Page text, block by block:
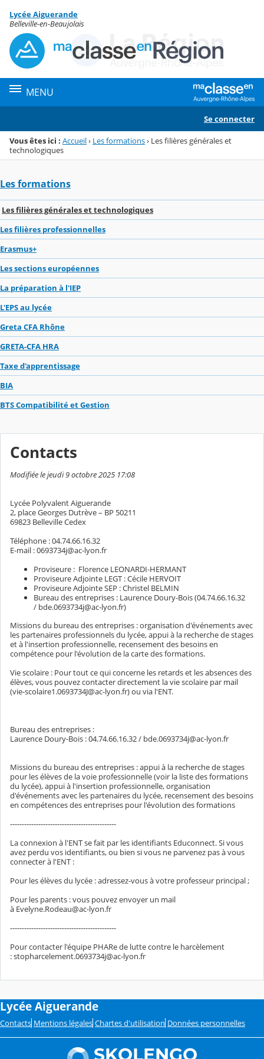
Menu de la rubrique
Contenu
Lycée Aiguerande
Belleville-en-Beaujolais
MENU
Se connecter
Vous êtes ici : Accueil› Les formations› Les filières générales et
technologiques
Les formations
Les filières générales et technologiques
Les filières professionnelles
Erasmus+
Les sections européennes
La préparation à l'IEP
L'EPS au lycée
Greta CFA Rhône
GRETA-CFA HRA
Taxe d'apprentissage
BIA
BTS Compatibilité et Gestion
Contacts
Modifiée le jeudi 9 octobre 2025 17:08
Lycée Polyvalent Aiguerande
2, place Georges Dutrève – BP 50211
69823 Belleville Cedex
Téléphone : 04.74.66.16.32
E-mail : 0693734j@ac-lyon.fr
Proviseure : Florence LEONARDI-HERMANT
Proviseure Adjointe LEGT : Cécile HERVOIT
Proviseure Adjointe SEP : Christel BELMIN
Bureau des entreprises : Laurence Doury-Bois (04.74.66.16.32
/ bde.0693734j@ac-lyon.fr)
Missions du bureau des entreprises : organisation d'événements avec
les partenaires professionnels du lycée, appui à la recherche de stages
et à l'insertion professionnelle, recensement des besoins en
compétence pour l'évolution de la carte des formations.
Vie scolaire : Pour tout ce qui concerne les retards et les absences des
élèves, vous pouvez contacter directement la vie scolaire par mail
(vie-scolaire1.0693734J@ac-lyon.fr) ou via l'ENT.
Bureau des entreprises :
Laurence Doury-Bois : 04.74.66.16.32 / bde.0693734j@ac-lyon.fr
Missions du bureau des entreprises : appui à la recherche de stages
pour les élèves de la voie professionnelle (voir la liste des formations
du lycée), appui à l'insertion professionnelle, organisation
d'événements avec les partenaires du lycée, recensement des besoins
en compétences des entreprises pour l'évolution des formations
---------------------------------------------
La connexion à l'ENT se fait par les identifiants Educonnect. Si vous
avez perdu vos identifiants, ou bien si vous ne parvenez pas à vous
connecter à l'ENT :
Pour les élèves du lycée : adressez-vous à votre professeur principal ;
Pour les parents : vous pouvez envoyer un mail
à Evelyne.Rodeau@ac-lyon.fr
---------------------------------------------
Pour contacter l'équipe PHARe de lutte contre le harcèlement
: stopharcelement.0693734j@ac-lyon.fr
Lycée Aiguerande
Contacts Mentions légales Chartes d'utilisation Données personnelles